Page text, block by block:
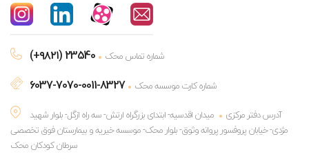
(+۹۸۲۱) 23540 شماره تماس محک
6037-7070-0011-8327
شماره کارت موسسه محک
آدرس دفتر مرکزی
میدان اقدسیه- ابتدای بزرگراه ارتش- سه راه ازگل- بلوار شهید
مژدی- خیابان پروفسور پروانه وثوق- بلوار محک- موسسه خیریه و بیمارستان فوق تخصصی
سرطان کودکان محک